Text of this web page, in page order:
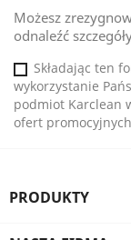
Możesz
odnaleźć
Składając ten
wykorzystanie
podmiot Karclean
ofert
PRODUKTY